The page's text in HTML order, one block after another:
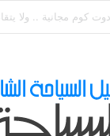
... لو عندك